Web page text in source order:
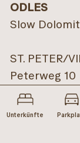
Unterkünfte
ODLES
Slow
ST. PETER/
Peterweg 10
39040